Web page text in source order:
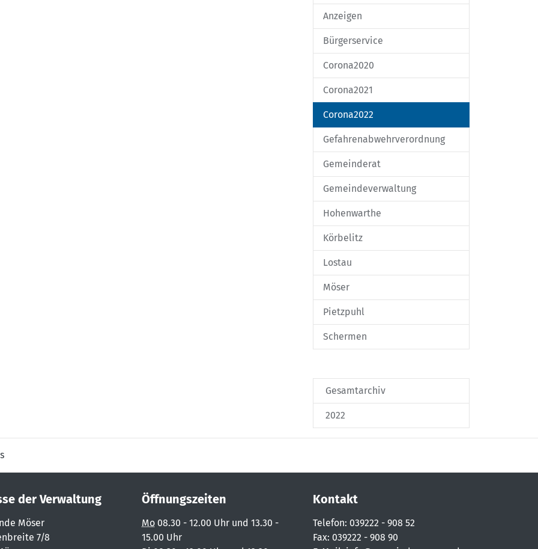
Anzeigen
Bürgerservice
Corona2020
Corona2021
Corona2022
Gefahrenabwehrverordnung
Gemeinderat
Gemeindeverwaltung
Hohenwarthe
Körbelitz
Lostau
Möser
Pietzpuhl
Schermen
Gesamtarchiv
2022
der Verwaltung
Möser
7/8
Öffnungszeiten
Mo 08.30 - 12.00 Uhr und 13.30 -
15.00 Uhr
Kontakt
Telefon: 039222 - 908 52
Fax: 039222 - 908 90